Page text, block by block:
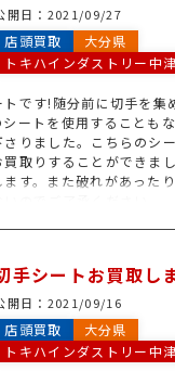
開日： 2021/09/27
店頭買取
大分県
トキハインダストリー中
です!随分前に切手を集
ートを使用することも
りました。こちらのシ
取りすることができま
す。また破れがあった
手シートお買取し
開日： 2021/09/16
店頭買取
大分県
トキハインダストリー中